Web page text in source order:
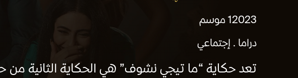
20231 موسم
دراما
إجتماعي